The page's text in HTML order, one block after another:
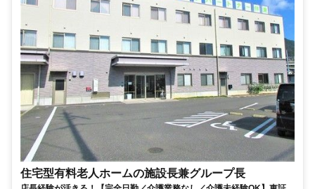
住宅型有料老人ホームの施設長兼グループ長